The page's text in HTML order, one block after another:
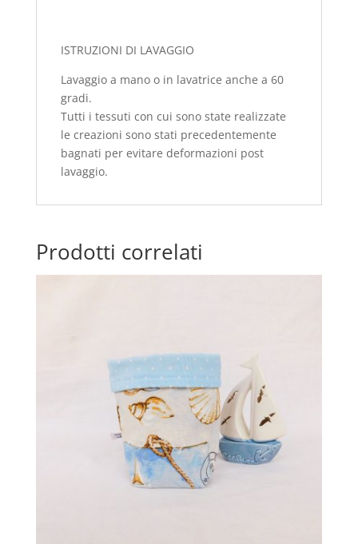
ISTRUZIONI DI LAVAGGIO
Lavaggio a mano o in lavatrice anche a 60
gradi.
Tutti i tessuti con cui sono state realizzate
le creazioni sono stati precedentemente
bagnati per evitare deformazioni post
lavaggio.
Prodotti correlati